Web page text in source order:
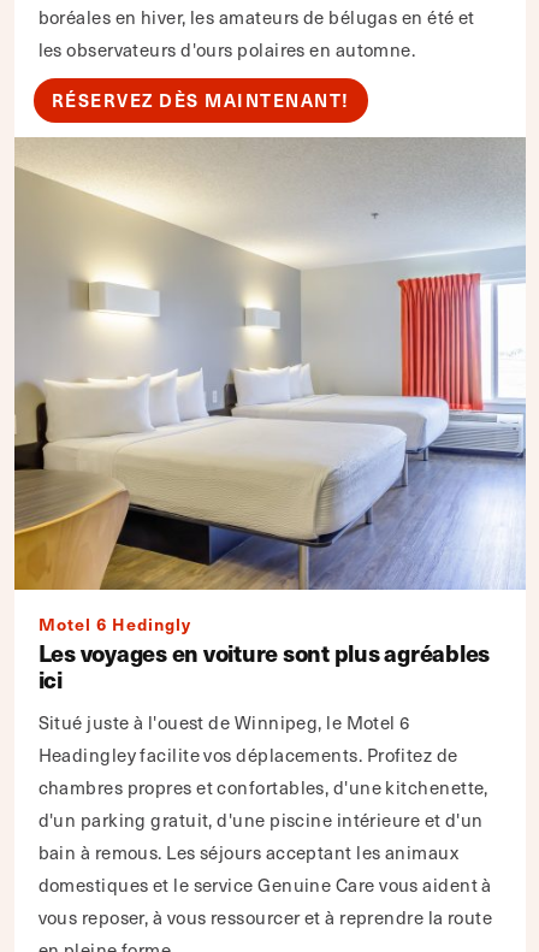
boréales en hiver, les amateurs de bélugas en été et
les observateurs d'ours polaires en automne.
RÉSERVEZ DÈS MAINTENANT!
Motel 6 Hedingly
Les voyages en voiture sont plus agréables
ici
Situé juste à l'ouest de Winnipeg, le Motel 6
Headingley facilite vos déplacements. Profitez de
chambres propres et confortables, d'une kitchenette,
d'un parking gratuit, d'une piscine intérieure et d'un
bain à remous. Les séjours acceptant les animaux
domestiques et le service Genuine Care vous aident à
vous reposer, à vous ressourcer et à reprendre la route